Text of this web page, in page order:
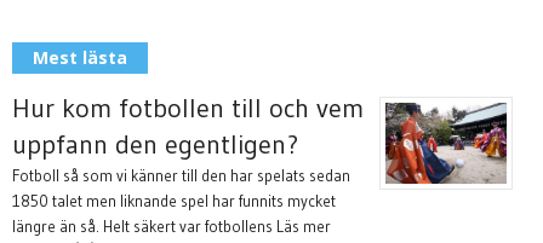
Mest lästa
Hur kom fotbollen till och vem
uppfann den egentligen?
Fotboll så som vi känner till den har spelats sedan
1850 talet men liknande spel har funnits mycket
längre än så. Helt säkert var fotbollens Läs mer